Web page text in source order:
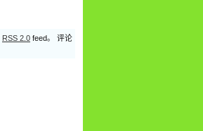
RSS 2.0 feed。 评论